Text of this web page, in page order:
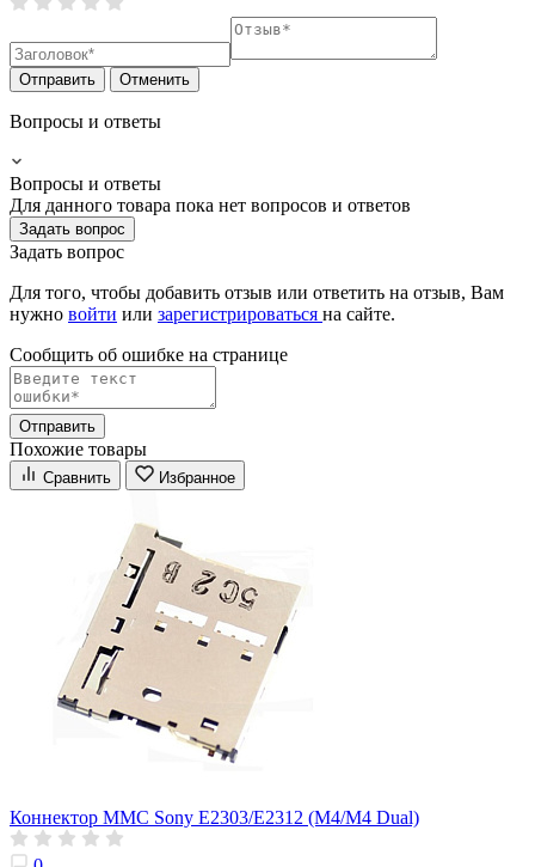
Отправить Отменить
Вопросы и ответы
Вопросы и ответы
Для данного товара пока нет вопросов и ответов
Задать вопрос
Задать вопрос
Для того, чтобы добавить отзыв или ответить на отзыв, Вам
нужно войти или зарегистрироваться на сайте.
Сообщить об ошибке на страницe
Отправить
Похожие товары
Сравнить Избранное
Коннектор MMC Sony E2303/E2312 (M4/M4 Dual)